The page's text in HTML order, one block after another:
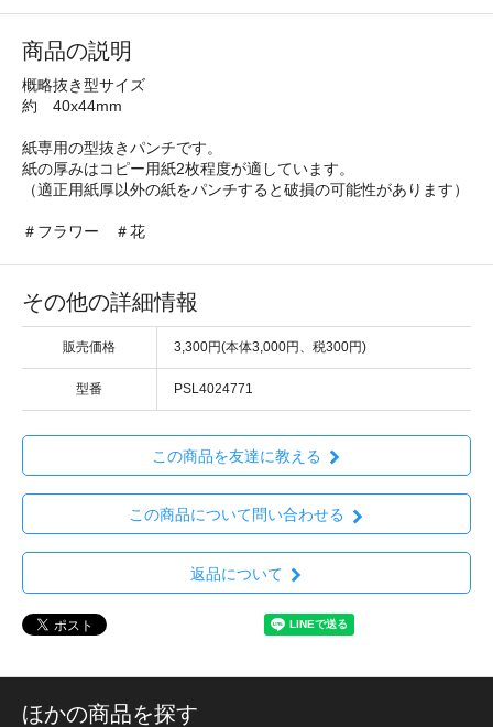
商品の説明
概略抜き型サイズ
約 40x44mm
紙専用の型抜きパンチです。
紙の厚みはコピー用紙2枚程度が適しています。
（適正用紙厚以外の紙をパンチすると破損の可能性があります）
＃フラワー ＃花
その他の詳細情報
販売価格 3,300円(本体3,000円、税300円)
型番 PSL4024771
この商品を友達に教える
この商品について問い合わせる
返品について
ほかの商品を探す